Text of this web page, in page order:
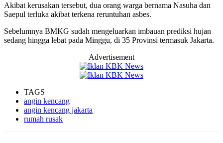
Akibat kerusakan tersebut, dua orang warga bernama Nasuha dan
Saepul terluka akibat terkena reruntuhan asbes.
Sebelumnya BMKG sudah mengeluarkan imbauan prediksi hujan
sedang hingga lebat pada Minggu, di 35 Provinsi termasuk Jakarta.
Advertisement
TAGS
angin kencang
angin kencang jakarta
rumah rusak